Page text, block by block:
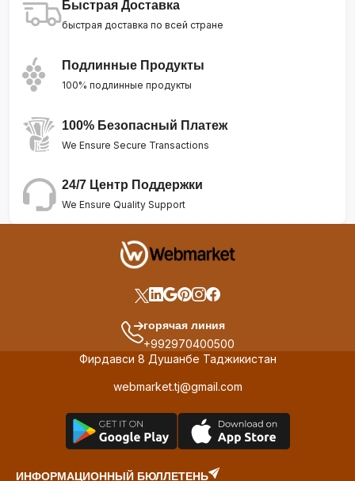
Быстрая Доставка
быстрая доставка по всей стране
Подлинные Продукты
100% подлинные продукты
100% Безопасный Платеж
We Ensure Secure Transactions
24/7 Центр Поддержки
We Ensure Quality Support
горячая линия
+992970400500
Фирдавси 8 Душанбе Таджикистан
webmarket.tj@gmail.com
ИНФОРМАЦИОННЫЙ БЮЛЛЕТЕНЬ